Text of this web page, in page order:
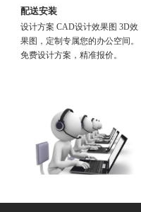
配送安装
设计方案 CAD设计效果图 3D效
果图，定制专属您的办公空间。
免费设计方案，精准报价。